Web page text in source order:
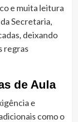
e muita leitura
Secretaria,
deixando
regras
de Aula
e
como o